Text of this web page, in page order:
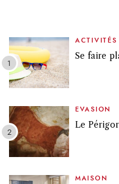
ACTIVITÉS
Se faire
EVASION
Le
MAISON